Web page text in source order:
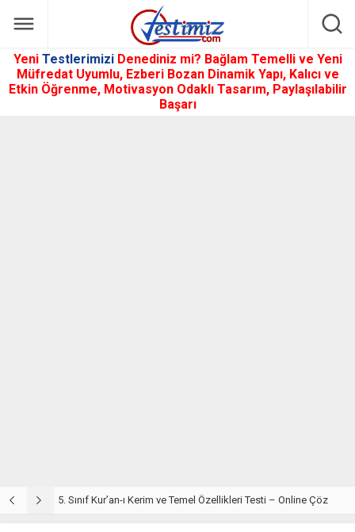
Yeni Testlerimizi Denediniz mi? Bağlam Temelli ve Yeni
Müfredat Uyumlu, Ezberi Bozan Dinamik Yapı, Kalıcı ve
Etkin Öğrenme, Motivasyon Odaklı Tasarım, Paylaşılabilir
Başarı
5. Sınıf Kur’an-ı Kerim ve Temel Özellikleri Testi – Online Çöz